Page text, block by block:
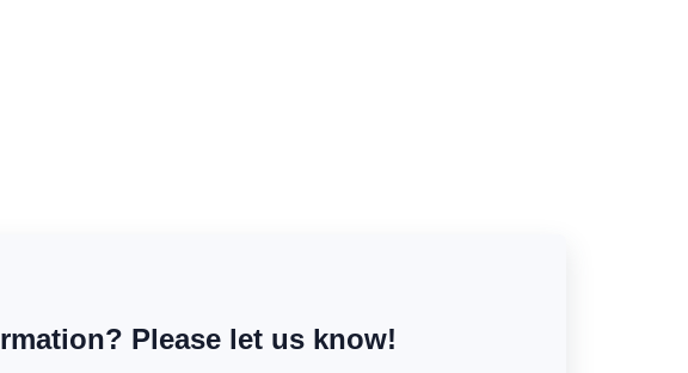
Please let us know!